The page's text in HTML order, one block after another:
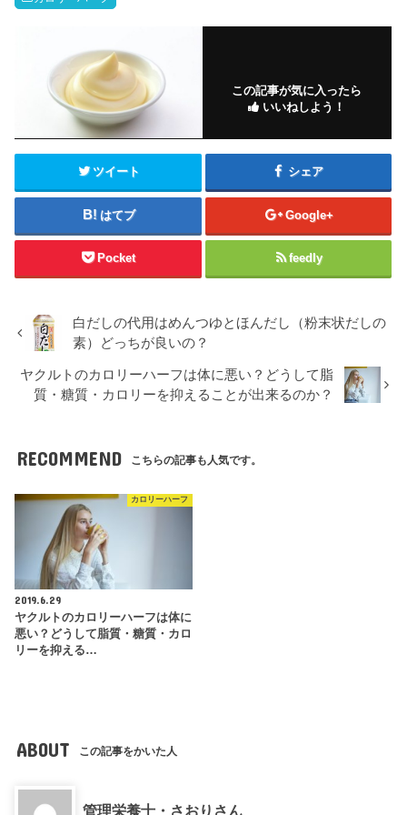
この記事が気に入ったら
いいねしよう！
ツイート シェア
はてブ Google+
Pocket feedly
白だしの代用はめんつゆとほんだし（粉末状だしの
素）どっちが良いの？
ヤクルトのカロリーハーフは体に悪い？どうして脂
質・糖質・カロリーを抑えることが出来るのか？
RECOMMEND こちらの記事も人気です。
カロリーハーフ
2019.6.29
ヤクルトのカロリーハーフは体に
悪い？どうして脂質・糖質・カロ
リーを抑える…
ABOUT この記事をかいた人
管理栄養士・さおりさん